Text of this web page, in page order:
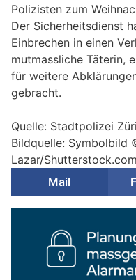
Polizisten zum
Der Sicherheitsdienst
Einbrechen in einen
mutmassliche Täterin,
für weitere
gebracht.
Quelle: Stadtpolizei
Bildquelle: Symbolbild
Lazar/Shutterstock.com
Mail